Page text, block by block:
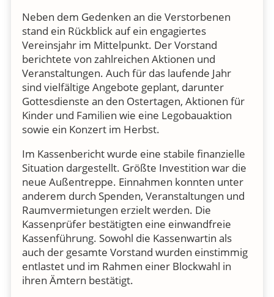
Neben dem Gedenken an die Verstorbenen
stand ein Rückblick auf ein engagiertes
Vereinsjahr im Mittelpunkt. Der Vorstand
berichtete von zahlreichen Aktionen und
Veranstaltungen. Auch für das laufende Jahr
sind vielfältige Angebote geplant, darunter
Gottesdienste an den Ostertagen, Aktionen für
Kinder und Familien wie eine Legobauaktion
sowie ein Konzert im Herbst.
Im Kassenbericht wurde eine stabile finanzielle
Situation dargestellt. Größte Investition war die
neue Außentreppe. Einnahmen konnten unter
anderem durch Spenden, Veranstaltungen und
Raumvermietungen erzielt werden. Die
Kassenprüfer bestätigten eine einwandfreie
Kassenführung. Sowohl die Kassenwartin als
auch der gesamte Vorstand wurden einstimmig
entlastet und im Rahmen einer Blockwahl in
ihren Ämtern bestätigt.